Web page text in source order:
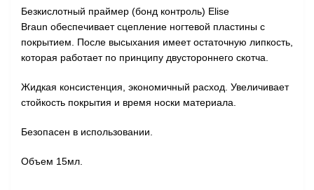
Безкислотный праймер (бонд контроль) Elise
Braun обеспечивает сцепление ногтевой пластины с
покрытием. После высыхания имеет остаточную липкость,
которая работает по принципу двустороннего скотча.
Жидкая консистенция, экономичный расход. Увеличивает
стойкость покрытия и время носки материала.
Безопасен в использовании.
Объем 15мл.